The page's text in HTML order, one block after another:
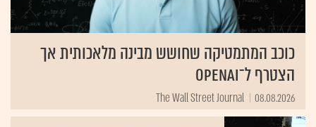
כוכב המתמטיקה שחושש מבינה מלאכותית אך
הצטרף ל־OpenAI
08.08.2026
The Wall Street Journal